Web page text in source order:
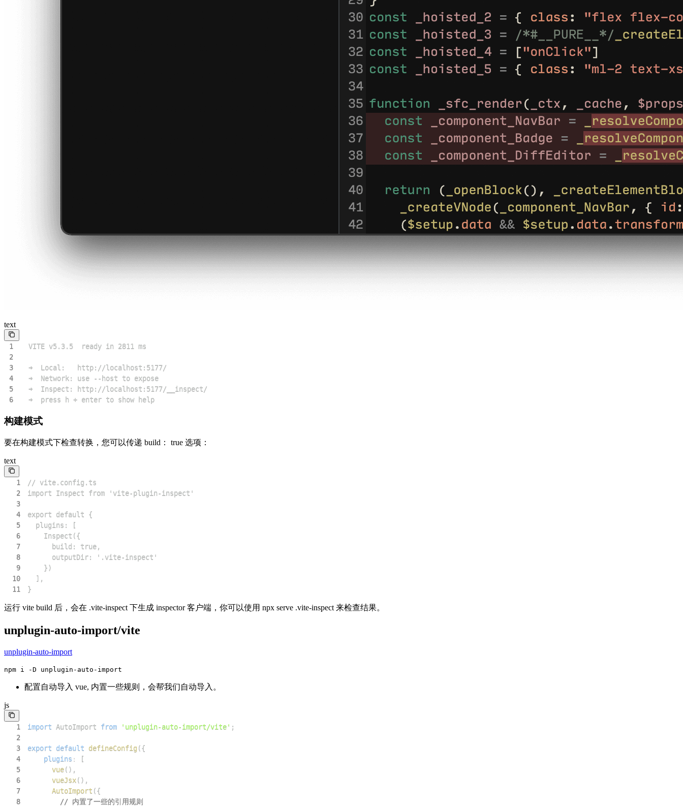
text
1
2
3
4
  ➜  Network: use --host to expose
5
6
  ➜  press h + enter to show help
构建模式
要在构建模式下检查转换，您可以传递 build： true 选项：
text
1
2
3
4
5
6
7
8
9
10
11
}
运行 vite build 后，会在 .vite-inspect 下生成 inspector 客户端，你可以使用 npx serve .vite-inspect 来检查结果。
unplugin-auto-import/vite
unplugin-auto-import
npm i -D unplugin-auto-import
配置自动导入 vue, 内置一些规则，会帮我们自动导入。
js
1 import AutoImport from 'unplugin-auto-import/vite' ;
2
3
export default defineConfig ({
4
plugins :
[
5
vue( ) ,
6
vueJsx( ) ,
7
AutoImport ({
8
// 内置了一些的引用规则